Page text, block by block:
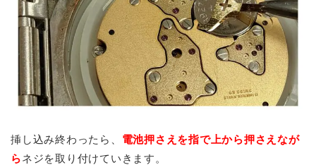
挿し込み終わったら、 電池押さえを指で上から押さえなが
らネジを取り付けていきます。